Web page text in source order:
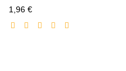
1,96 €Prix
réduit